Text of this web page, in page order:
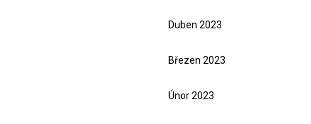
Duben 2023
Březen 2023
Únor 2023